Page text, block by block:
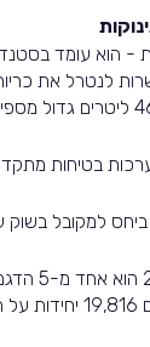
לנטרל את
למקובל בשוק
קיה